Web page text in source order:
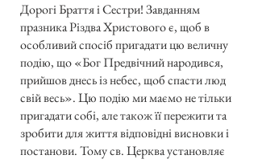
Дорогі Браття і Сестри! Завданням
празника Різдва Христового є, щоб в
особливий спосіб пригадати цю величну
подію, що «Бог Предвічний народився,
прийшов днесь із небес, щоб спасти люд
свій весь». Цю подію ми маємо не тільки
пригадати собі, але також її пережити та
зробити для життя відповідні висновки і
постанови. Тому св. Церква установляє